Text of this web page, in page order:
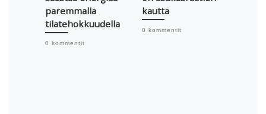
paremmalla
tilatehokkuudella
0 kommentit
kautta
0 kommentit